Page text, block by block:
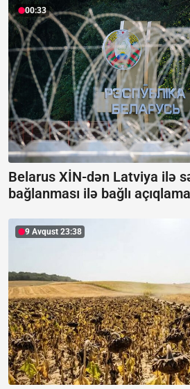
00:33
Belarus XİN-dən Latviya ilə
bağlanması ilə bağlı açıqlama
9 Avqust 23:38